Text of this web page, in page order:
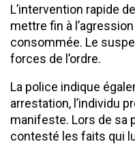
L’intervention rapide
mettre fin à
consommée. Le
forces de l’ordre.
La police indique
arrestation, l’individu
manifeste. Lors de sa
contesté les faits qui